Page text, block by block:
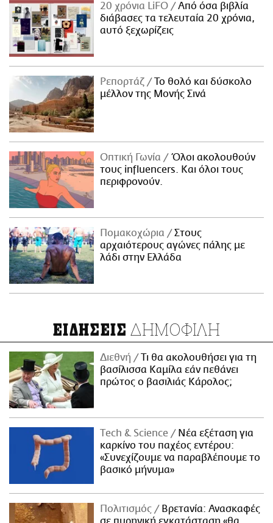
20 χρόνια LiFO
Από όσα βιβλία
διάβασες τα τελευταία 20 χρόνια,
αυτό ξεχωρίζεις
Ρεπορτάζ
Το θολό και δύσκολο
μέλλον της Μονής Σινά
Οπτική Γωνία
Όλοι ακολουθούν
τους influencers. Και όλοι τους
περιφρονούν.
Πομακοχώρια
Στους
αρχαιότερους αγώνες πάλης με
λάδι στην Ελλάδα
ΕΙΔΗΣΕΙΣ ΔΗΜΟΦΙΛΗ
Διεθνή
Τι θα ακολουθήσει για τη
βασίλισσα Καμίλα εάν πεθάνει
πρώτος ο βασιλιάς Κάρολος;
Τech & Science
Νέα εξέταση για
καρκίνο του παχέος εντέρου:
«Συνεχίζουμε να παραβλέπουμε το
βασικό μήνυμα»
Πολιτισμός
Βρετανία: Ανασκαφές